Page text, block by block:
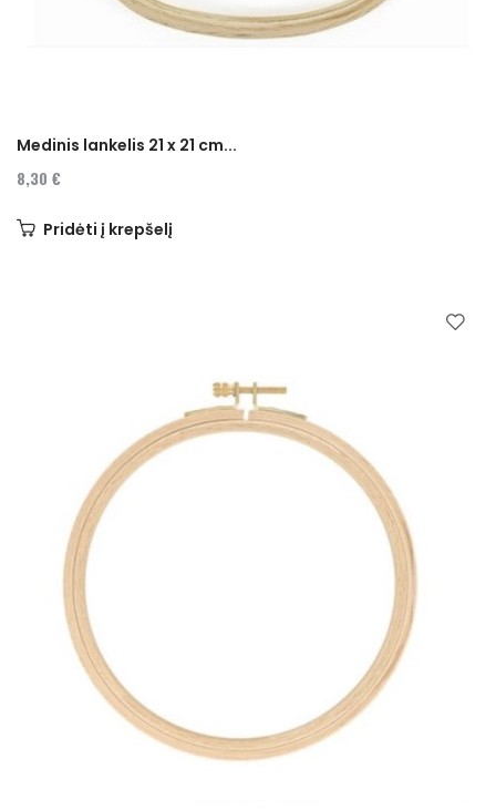
Medinis lankelis 21 x 21 cm...
8,30 €
Pridėti į krepšelį